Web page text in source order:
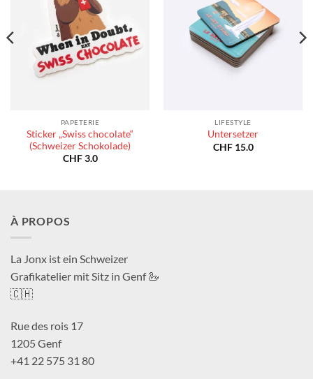
PAPETERIE
Sticker „Swiss chocolate“
(Schweizer Schokolade)
CHF3.0
LIFESTYLE
Untersetzer
CHF15.0
À PROPOS
La Jonx ist ein Schweizer
Grafikatelier mit Sitz in Genf 🦢
🇨🇭
Rue des rois 17
1205 Genf
+41 22 575 31 80